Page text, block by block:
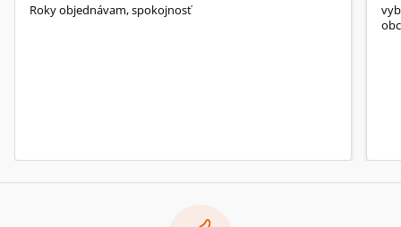
Roky objednávam, spokojnosť